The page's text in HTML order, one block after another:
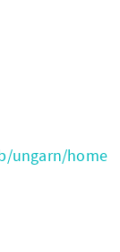
ungarn/home